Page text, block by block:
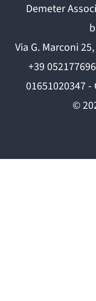
Demeter
Via G. Marconi
+39
01651020347 -
©